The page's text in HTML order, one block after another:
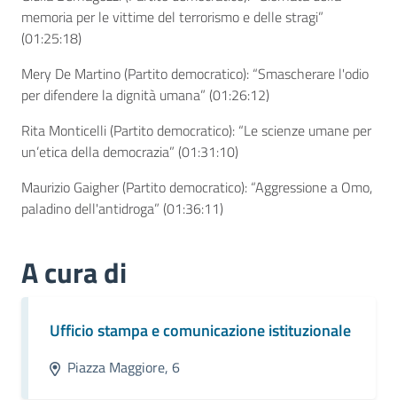
memoria per le vittime del terrorismo e delle stragi”
(01:25:18)
Mery De Martino (Partito democratico): “Smascherare l'odio
per difendere la dignità umana” (01:26:12)
Rita Monticelli (Partito democratico): “Le scienze umane per
un’etica della democrazia” (01:31:10)
Maurizio Gaigher (Partito democratico): “Aggressione a Omo,
paladino dell'antidroga” (01:36:11)
A cura di
Ufficio stampa e comunicazione istituzionale
Piazza Maggiore, 6